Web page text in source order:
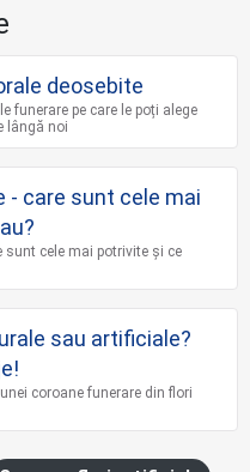
deosebite
funerare pe care le poți alege
lângă noi
- care sunt cele mai
sunt cele mai potrivite și ce
sau artificiale?
coroane funerare din flori